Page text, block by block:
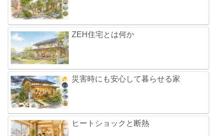
ZEH住宅とは何か
災害時にも安心して暮らせる家
ヒートショックと断熱